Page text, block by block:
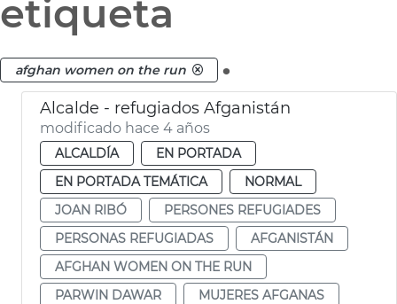
etiqueta
afghan women on the run .
Alcalde - refugiados Afganistán
modificado hace 4 años
ALCALDÍA
EN PORTADA
EN PORTADA TEMÁTICA
NORMAL
JOAN RIBÓ
PERSONES REFUGIADES
PERSONAS REFUGIADAS
AFGANISTÁN
AFGHAN WOMEN ON THE RUN
PARWIN DAWAR
MUJERES AFGANAS